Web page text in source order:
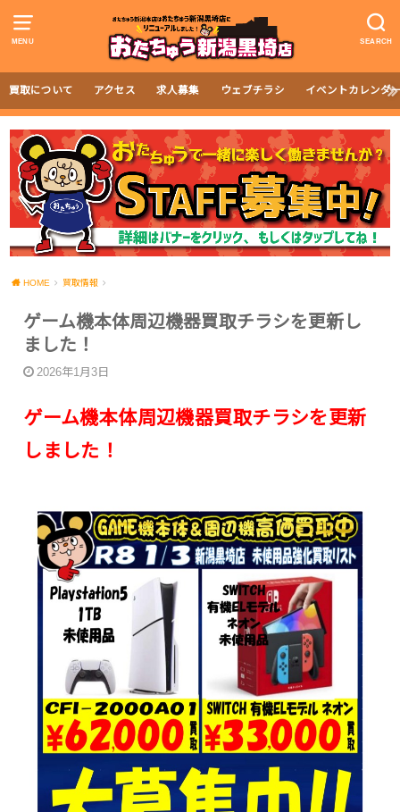
MENU SEARCH
買取について アクセス 求人募集 ウェブチラシ イベントカレンダ
HOME 買取情報
‎ゲーム機本体周辺機器買取チラシを更新し
ました！
2026年1月3日
ゲーム機本体周辺機器買取チラシを更新
しました！